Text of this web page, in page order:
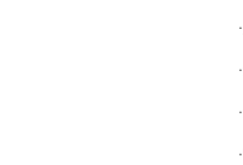
·
·
·
·